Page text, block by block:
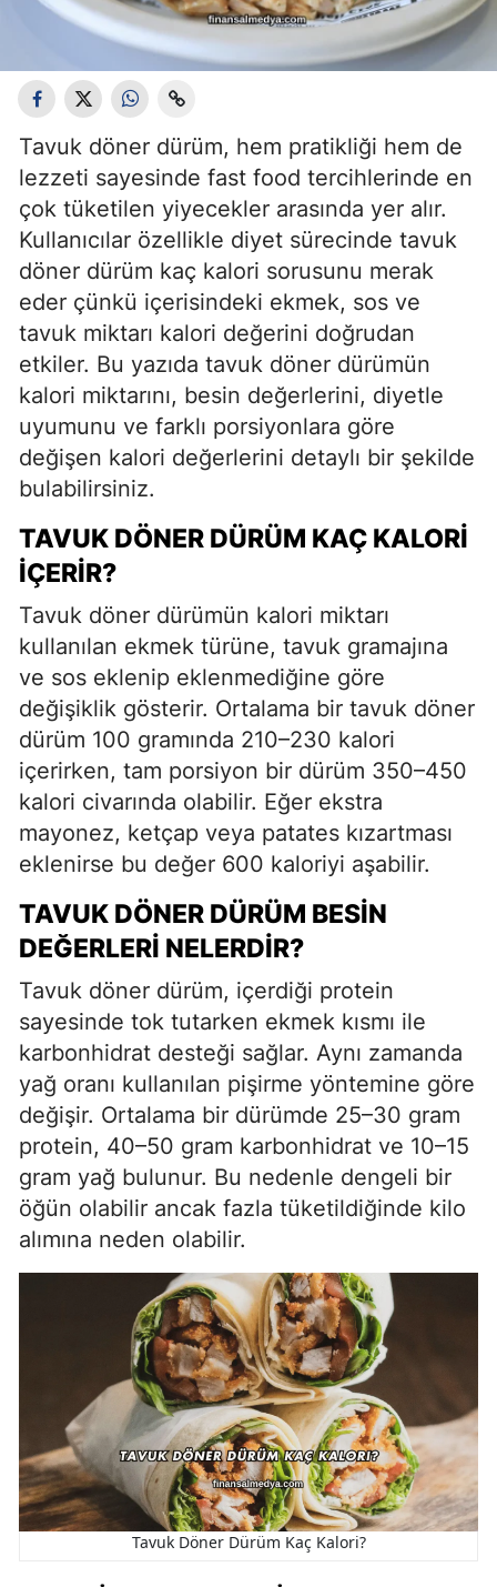
Tavuk döner dürüm, hem pratikliği hem de
lezzeti sayesinde fast food tercihlerinde en
çok tüketilen yiyecekler arasında yer alır.
Kullanıcılar özellikle diyet sürecinde tavuk
döner dürüm kaç kalori sorusunu merak
eder çünkü içerisindeki ekmek, sos ve
tavuk miktarı kalori değerini doğrudan
etkiler. Bu yazıda tavuk döner dürümün
kalori miktarını, besin değerlerini, diyetle
uyumunu ve farklı porsiyonlara göre
değişen kalori değerlerini detaylı bir şekilde
bulabilirsiniz.
TAVUK DÖNER DÜRÜM KAÇ KALORI
İÇERIR?
Tavuk döner dürümün kalori miktarı
kullanılan ekmek türüne, tavuk gramajına
ve sos eklenip eklenmediğine göre
değişiklik gösterir. Ortalama bir tavuk döner
dürüm 100 gramında 210–230 kalori
içerirken, tam porsiyon bir dürüm 350–450
kalori civarında olabilir. Eğer ekstra
mayonez, ketçap veya patates kızartması
eklenirse bu değer 600 kaloriyi aşabilir.
TAVUK DÖNER DÜRÜM BESIN
DEĞERLERI NELERDIR?
Tavuk döner dürüm, içerdiği protein
sayesinde tok tutarken ekmek kısmı ile
karbonhidrat desteği sağlar. Aynı zamanda
yağ oranı kullanılan pişirme yöntemine göre
değişir. Ortalama bir dürümde 25–30 gram
protein, 40–50 gram karbonhidrat ve 10–15
gram yağ bulunur. Bu nedenle dengeli bir
öğün olabilir ancak fazla tüketildiğinde kilo
alımına neden olabilir.
Tavuk Döner Dürüm Kaç Kalori?